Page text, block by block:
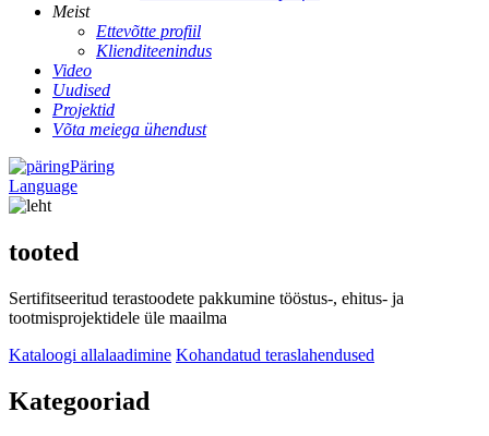
Meist
Ettevõtte profiil
Klienditeenindus
Video
Uudised
Projektid
Võta meiega ühendust
Päring
Language
tooted
Sertifitseeritud terastoodete pakkumine tööstus-, ehitus- ja
tootmisprojektidele üle maailma
Kataloogi allalaadimine Kohandatud teraslahendused
Kategooriad